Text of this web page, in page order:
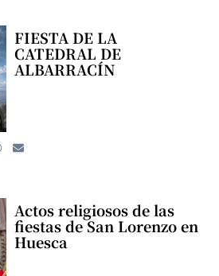
FIESTA DE LA
CATEDRAL DE
ALBARRACÍN
Actos religiosos de las
fiestas de San Lorenzo en
Huesca